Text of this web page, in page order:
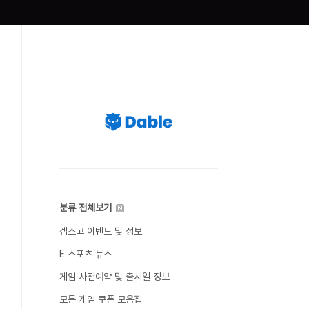
분류 전체보기
겜스고 이벤트 및 정보
E 스포츠 뉴스
게임 사전예약 및 출시일 정보
모든 게임 쿠폰 모음집